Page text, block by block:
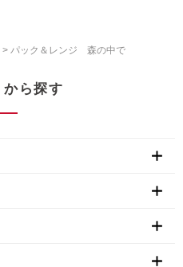
>パック＆レンジ 森の中で
から探す